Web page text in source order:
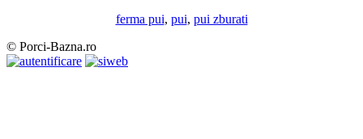
ferma pui, pui, pui zburati
© Porci-Bazna.ro